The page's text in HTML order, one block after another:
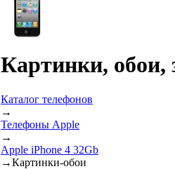
Картинки, обои,
Каталог телефонов
→
Телефоны Apple
→
Apple iPhone 4 32Gb
→Картинки-обои